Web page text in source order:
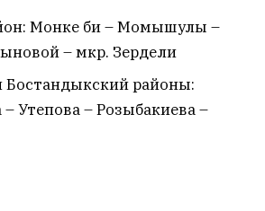
Монке би – Момышулы –
– мкр. Зердели
районы:
Утепова – Розыбакиева –